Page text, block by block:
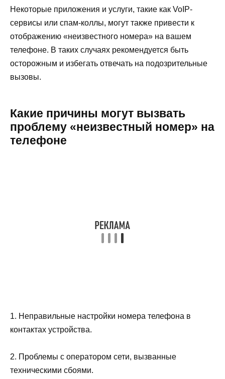
Некоторые приложения и услуги, такие как VoIP-
сервисы или спам-коллы, могут также привести к
отображению «неизвестного номера» на вашем
телефоне. В таких случаях рекомендуется быть
осторожным и избегать отвечать на подозрительные
вызовы.
Какие причины могут вызвать
проблему «неизвестный номер» на
телефоне
1. Неправильные настройки номера телефона в
контактах устройства.
2. Проблемы с оператором сети, вызванные
техническими сбоями.